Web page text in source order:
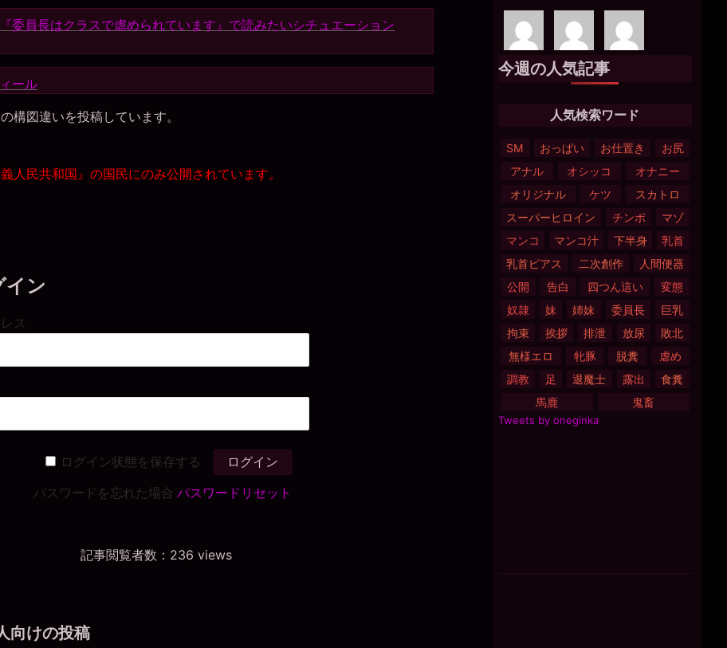
委員長はクラスで虐められています』で読みたいシチュエーション
ール
構図違いを投稿しています。
人民共和国』の国民にのみ公開されています。
イン
ス
ログイン状態を保存する
パスワードを忘れた場合 パスワードリセット
記事閲覧者数：236 views
向けの投稿
今週の人気記事
人気検索ワード
SM おっぱい お仕置き
お尻
アナル
オシッコ
オナニー
オリジナル
ケツ
スカトロ
スーパーヒロイン
チンポ
マゾ
マンコ
マンコ汁 下半身
乳首
乳首ピアス
二次創作
人間便器
公開
告白 四つん這い
変態
奴隷
妹 姉妹 委員長
巨乳
拘束
挨拶 排泄 放尿
敗北
無様エロ
牝豚 脱糞
虐め
調教
足 退魔士 露出
食糞
馬鹿
鬼畜
Tweets by oneginka